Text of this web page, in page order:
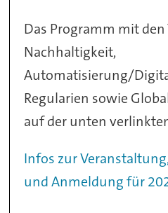
Das Programm mit
Nachhaltigkeit,
Automatisierung/
Regularien sowie
auf der unten
Infos zur
und Anmeldung für